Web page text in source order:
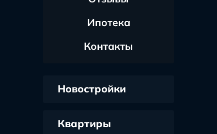
Ипотека
Контакты
Новостройки
Квартиры